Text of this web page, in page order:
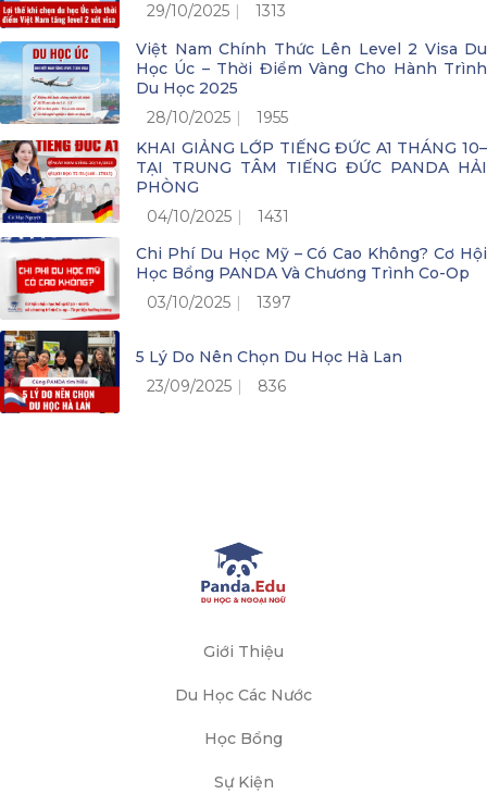
29/10/2025
1313
Việt Nam Chính Thức Lên Level 2 Visa Du
Học Úc – Thời Điểm Vàng Cho Hành Trình
Du Học 2025
28/10/2025
1955
KHAI GIẢNG LỚP TIẾNG ĐỨC A1 THÁNG 10–
TẠI TRUNG TÂM TIẾNG ĐỨC PANDA HẢI
PHÒNG
04/10/2025
1431
Chi Phí Du Học Mỹ – Có Cao Không? Cơ Hội
Học Bổng PANDA Và Chương Trình Co-Op
03/10/2025
1397
5 Lý Do Nên Chọn Du Học Hà Lan
23/09/2025
836
Giới Thiệu
Du Học Các Nước
Học Bổng
Sự Kiện